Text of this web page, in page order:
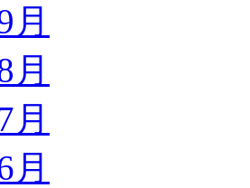
月
月
月
月